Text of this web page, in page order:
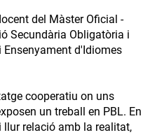
del Màster Oficial -
Secundària Obligatòria i
d'Idiomes
cooperatiu on uns
un treball en PBL. En
relació amb la realitat,